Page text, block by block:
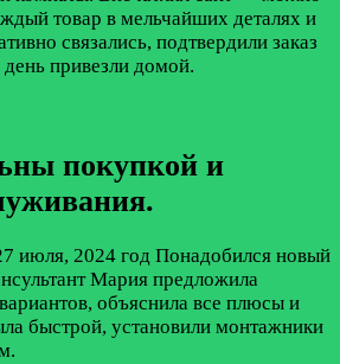
товар в мельчайших деталях и
связались, подтвердили заказ
привезли домой.
покупкой и
июля, 2024 год Понадобился новый
Мария предложила
объяснила все плюсы и
быстрой, установили монтажники